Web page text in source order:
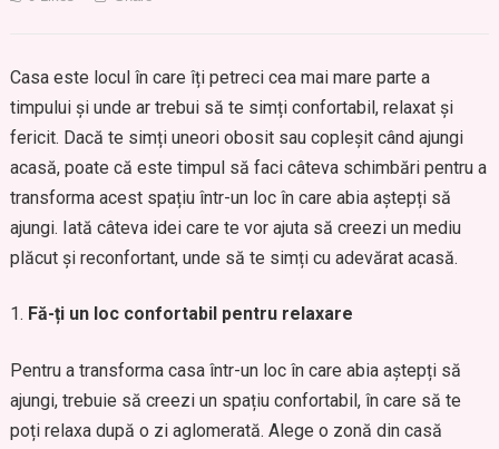
Casa este locul în care îți petreci cea mai mare parte a
timpului și unde ar trebui să te simți confortabil, relaxat și
fericit. Dacă te simți uneori obosit sau copleșit când ajungi
acasă, poate că este timpul să faci câteva schimbări pentru a
transforma acest spațiu într-un loc în care abia aștepți să
ajungi. Iată câteva idei care te vor ajuta să creezi un mediu
plăcut și reconfortant, unde să te simți cu adevărat acasă.
Fă-ți un loc confortabil pentru relaxare
Pentru a transforma casa într-un loc în care abia aștepți să
ajungi, trebuie să creezi un spațiu confortabil, în care să te
poți relaxa după o zi aglomerată. Alege o zonă din casă